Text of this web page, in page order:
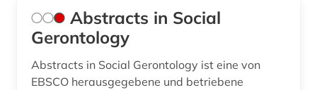
biodiversität (1)
bioenergie (1)
bioengineer (1)
Abstracts in Social
Gerontology
Abstracts in Social Gerontology ist eine von
EBSCO herausgegebene und betriebene